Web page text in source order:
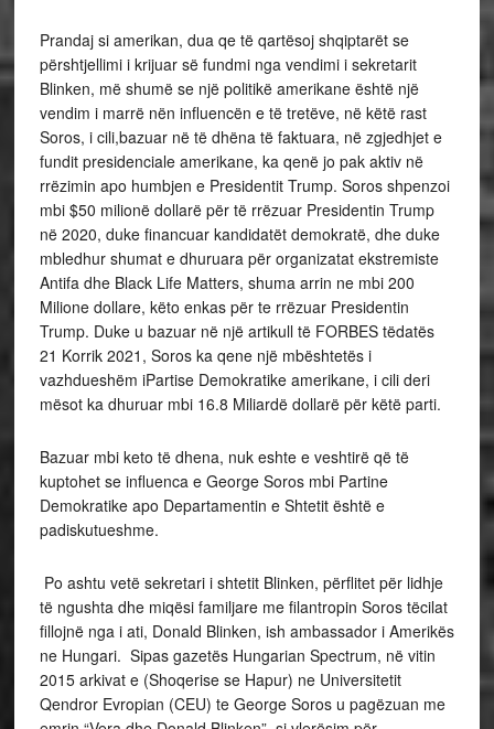
Prandaj si amerikan, dua qe të qartësoj shqiptarët se
përshtjellimi i krijuar së fundmi nga vendimi i sekretarit
Blinken, më shumë se një politikë amerikane është një
vendim i marrë nën influencën e të tretëve, në këtë rast
Soros, i cili,bazuar në të dhëna të faktuara, në zgjedhjet e
fundit presidenciale amerikane, ka qenë jo pak aktiv në
rrëzimin apo humbjen e Presidentit Trump. Soros shpenzoi
mbi $50 milionë dollarë për të rrëzuar Presidentin Trump
në 2020, duke financuar kandidatët demokratë, dhe duke
mbledhur shumat e dhuruara për organizatat ekstremiste
Antifa dhe Black Life Matters, shuma arrin ne mbi 200
Milione dollare, këto enkas për te rrëzuar Presidentin
Trump. Duke u bazuar në një artikull të FORBES tëdatës
21 Korrik 2021, Soros ka qene një mbështetës i
vazhdueshëm iPartise Demokratike amerikane, i cili deri
mësot ka dhuruar mbi 16.8 Miliardë dollarë për këtë parti.
Bazuar mbi keto të dhena, nuk eshte e veshtirë që të
kuptohet se influenca e George Soros mbi Partine
Demokratike apo Departamentin e Shtetit është e
padiskutueshme.
Po ashtu vetë sekretari i shtetit Blinken, përflitet për lidhje
të ngushta dhe miqësi familjare me filantropin Soros tëcilat
fillojnë nga i ati, Donald Blinken, ish ambassador i Amerikës
ne Hungari. Sipas gazetës Hungarian Spectrum, në vitin
2015 arkivat e (Shoqerise se Hapur) ne Universitetit
Qendror Evropian (CEU) te George Soros u pagëzuan me